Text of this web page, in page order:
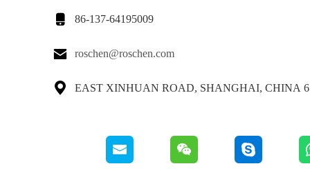
 86-137-64195009
 roschen@roschen.com
 65 EAST